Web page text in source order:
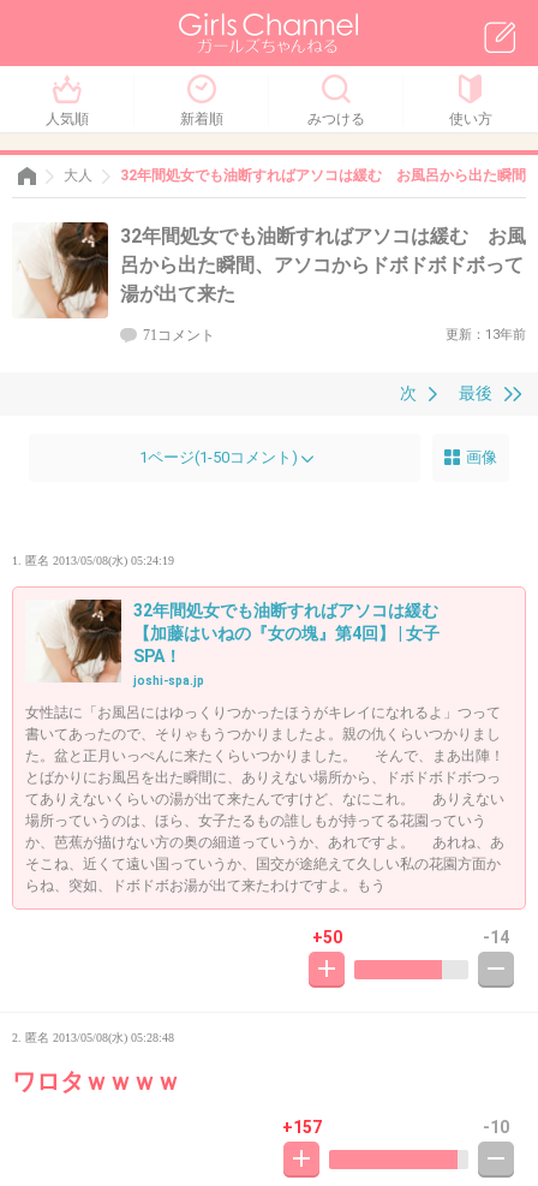
人気順 新着順 みつける 使い方
大人 32年間処女でも油断すればアソコは緩む お風呂から出た瞬間
32年間処女でも油断すればアソコは緩む お風
呂から出た瞬間、アソコからドボドボドボって
湯が出て来た
71コメント 更新：13年前
最後
次
1ページ(1-50コメント) 画像
1. 匿名 2013/05/08(水) 05:24:19
32年間処女でも油断すればアソコは緩む
【加藤はいねの『女の塊』第4回】 | 女子
SPA！
joshi-spa.jp
女性誌に「お風呂にはゆっくりつかったほうがキレイになれるよ」つって
書いてあったので、そりゃもうつかりましたよ。親の仇くらいつかりまし
た。盆と正月いっぺんに来たくらいつかりました。 そんで、まあ出陣！
とばかりにお風呂を出た瞬間に、ありえない場所から、ドボドボドボつっ
てありえないくらいの湯が出て来たんですけど、なにこれ。 ありえない
場所っていうのは、ほら、女子たるもの誰しもが持ってる花園っていう
か、芭蕉が描けない方の奥の細道っていうか、あれですよ。 あれね、あ
そこね、近くて遠い国っていうか、国交が途絶えて久しい私の花園方面か
らね、突如、ドボドボお湯が出て来たわけですよ。もう
+50 -14
2. 匿名 2013/05/08(水) 05:28:48
ワロタｗｗｗｗ
+157 -10